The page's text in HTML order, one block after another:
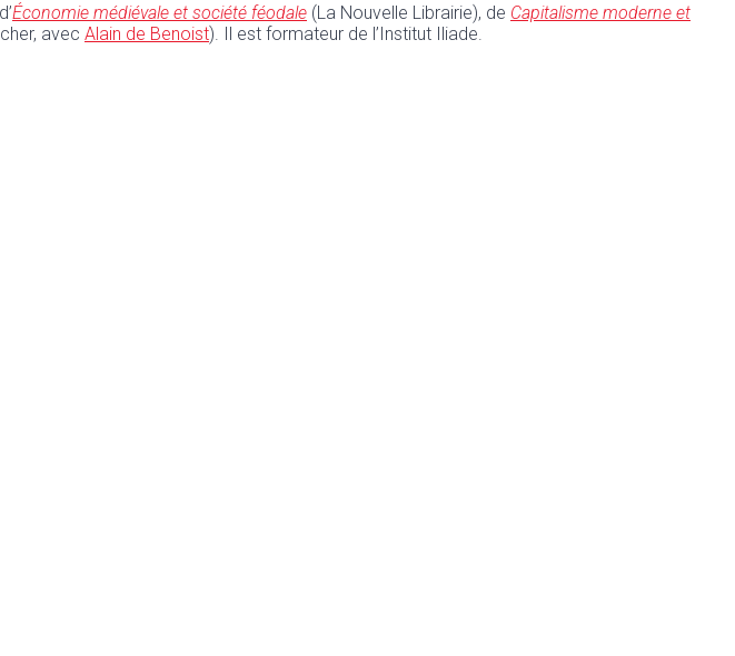
Économie médiévale et société féodale (La Nouvelle Librairie), de Capitalisme moderne et
avec Alain de Benoist). Il est formateur de l’Institut Iliade.